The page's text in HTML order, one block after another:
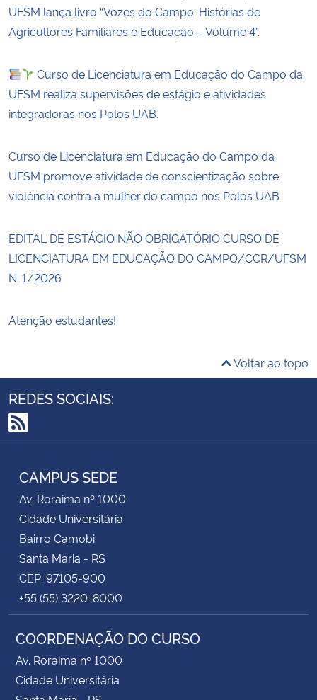
UFSM lança livro “Vozes do Campo: Histórias de
Agricultores Familiares e Educação – Volume 4”.
Curso de Licenciatura em Educação do Campo da
UFSM realiza supervisões de estágio e atividades
integradoras nos Polos UAB.
Curso de Licenciatura em Educação do Campo da
UFSM promove atividade de conscientização sobre
violência contra a mulher do campo nos Polos UAB
EDITAL DE ESTÁGIO NÃO OBRIGATÓRIO CURSO DE
LICENCIATURA EM EDUCAÇÃO DO CAMPO/CCR/UFSM
N. 1/2026
Atenção estudantes!
Voltar ao topo
REDES SOCIAIS:
RSS
CAMPUS SEDE
Av. Roraima nº 1000
Cidade Universitária
Bairro Camobi
Santa Maria - RS
CEP: 97105-900
+55 (55) 3220-8000
COORDENAÇÃO DO CURSO
Av. Roraima nº 1000
Cidade Universitária